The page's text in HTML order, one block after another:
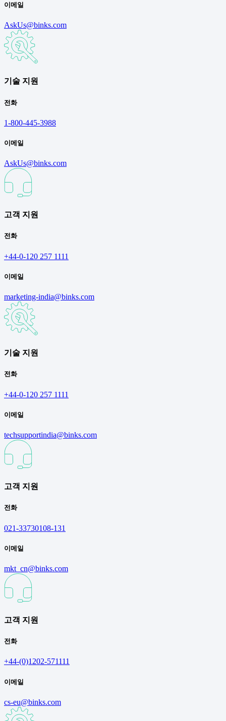
이메일
AskUs@binks.com
기술 지원
전화
1-800-445-3988
이메일
AskUs@binks.com
고객 지원
전화
+44-0-120 257 1111
이메일
marketing-india@binks.com
기술 지원
전화
+44-0-120 257 1111
이메일
techsupportindia@binks.com
고객 지원
전화
021-33730108-131
이메일
mkt_cn@binks.com
고객 지원
전화
+44-(0)1202-571111
이메일
cs-eu@binks.com